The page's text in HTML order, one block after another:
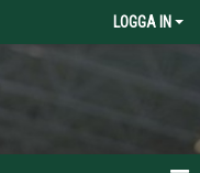
LOGGA IN